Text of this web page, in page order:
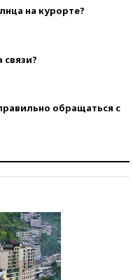
на курорте?
связи?
обращаться с